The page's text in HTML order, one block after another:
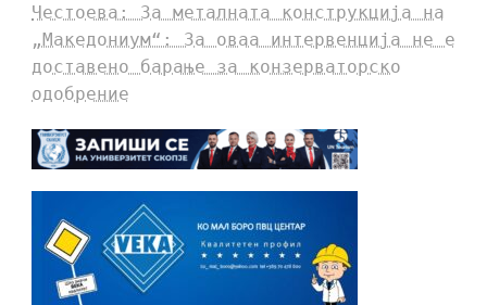
Честоева: За металната конструкција на
„Македониум“: За оваа интервенција не е
доставено барање за конзерваторско
одобрение